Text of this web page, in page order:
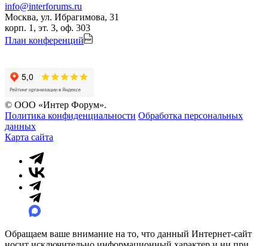
info@interforums.ru
Москва, ул. Ибрагимова, 31
корп. 1, эт. 3, оф. 303
План конференций
© ООО «Интер Форум».
Политика конфиденциальности Обработка персональных
данных
Карта сайта
Обращаем ваше внимание на то, что данный Интернет-сайт